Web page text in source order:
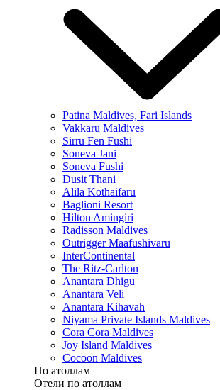
Patina Maldives, Fari Islands
Vakkaru Maldives
Sirru Fen Fushi
Soneva Jani
Soneva Fushi
Dusit Thani
Alila Kothaifaru
Baglioni Resort
Hilton Amingiri
Radisson Maldives
Outrigger Maafushivaru
InterContinental
The Ritz-Carlton
Anantara Dhigu
Anantara Veli
Anantara Kihavah
Niyama Private Islands Maldives
Cora Cora Maldives
Joy Island Maldives
Cocoon Maldives
По атоллам
Отели по атоллам